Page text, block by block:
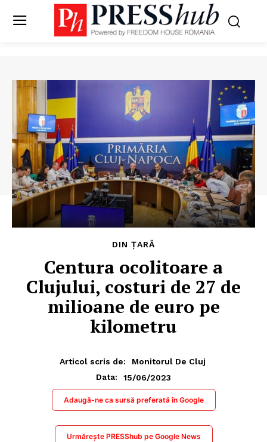
DIN ȚARĂ
Centura ocolitoare a
Clujului, costuri de 27 de
milioane de euro pe
kilometru
Articol scris de:
Monitorul De Cluj
Data:
15/06/2023
Adaugă-ne ca sursă preferată în Google
Urmărește PRESShub pe Google News